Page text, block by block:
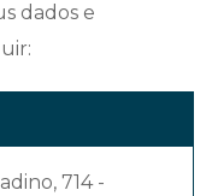
dados e
714 -